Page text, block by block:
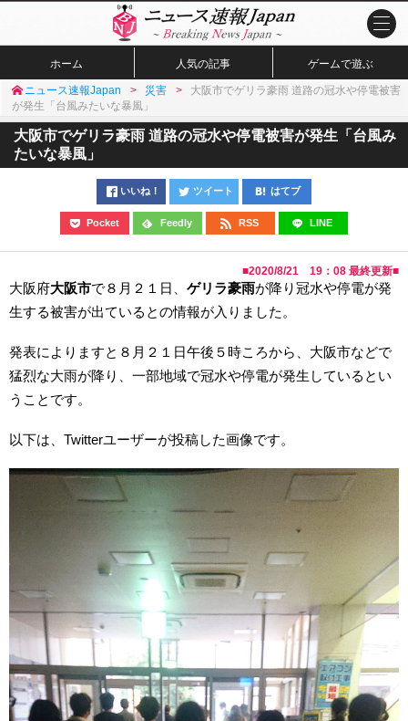
ホーム 人気の記事 ゲームで遊ぶ
ニュース速報Japan 災害
大阪市でゲリラ豪雨 道路の冠水や停電被害
が発生「台風みたいな暴風」
大阪市でゲリラ豪雨 道路の冠水や停電被害が発生「台風み
たいな暴風」
いいね！ ツイート はてブ
Pocket Feedly RSS LINE
■2020/8/21 19：08 最終更新■
大阪府大阪市で８月２１日、 ゲリラ豪雨が降り冠水や停電が発
生する被害が出ているとの情報が入りました。
発表によりますと８月２１日午後５時ころから、大阪市などで
猛烈な大雨が降り、一部地域で冠水や停電が発生しているとい
うことです。
以下は、Twitterユーザーが投稿した画像です。